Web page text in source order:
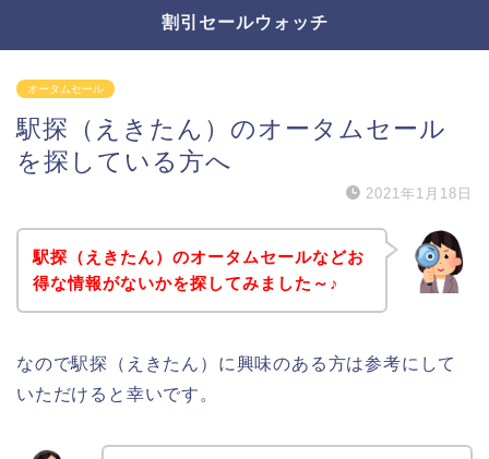
割引セールウォッチ
オータムセール
駅探（えきたん）のオータムセール
を探している方へ
2021年1月18日
駅探（えきたん）のオータムセールなどお
得な情報がないかを探してみました～♪
なので駅探（えきたん）に興味のある方は参考にして
いただけると幸いです。